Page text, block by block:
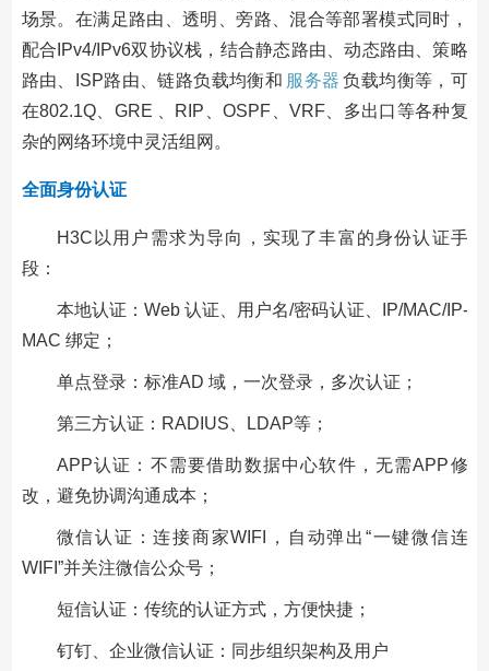
场景。在满足路由、透明、旁路、混合等部署模式同时，
配合IPv4/IPv6双协议栈，结合静态路由、动态路由、策略
路由、ISP路由、链路负载均衡和 服务器 负载均衡等，可
在802.1Q、GRE 、RIP、OSPF、VRF、多出口等各种复
杂的网络环境中灵活组网。
全面身份认证
H3C以用户需求为导向，实现了丰富的身份认证手
段：
本地认证：Web 认证、用户名/密码认证、IP/MAC/IP-
MAC 绑定；
单点登录：标准AD 域，一次登录，多次认证；
第三方认证：RADIUS、LDAP等；
APP认证：不需要借助数据中心软件，无需APP修
改，避免协调沟通成本；
微信认证：连接商家WIFI，自动弹出“一键微信连
WIFI”并关注微信公众号；
短信认证：传统的认证方式，方便快捷；
钉钉、企业微信认证：同步组织架构及用户